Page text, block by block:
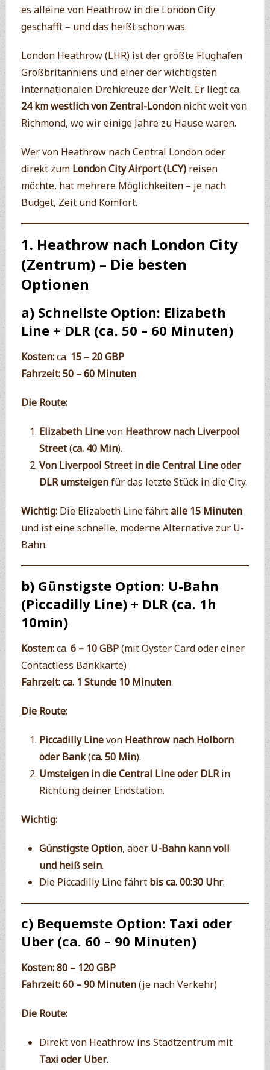
es alleine von Heathrow in die London City
geschafft – und das heißt schon was.
London Heathrow (LHR) ist der größte Flughafen
Großbritanniens und einer der wichtigsten
internationalen Drehkreuze der Welt. Er liegt ca.
24 km westlich von Zentral-Londonnicht weit von
Richmond, wo wir einige Jahre zu Hause waren.
Wer von Heathrow nach Central London oder
direkt zum London City Airport (LCY)reisen
möchte, hat mehrere Möglichkeiten – je nach
Budget, Zeit und Komfort.
1. Heathrow nach London City
(Zentrum) – Die besten
Optionen
a) Schnellste Option: Elizabeth
Line + DLR (ca. 50 – 60 Minuten)
Kosten:ca. 15 – 20 GBP
Fahrzeit:50 – 60 Minuten
Die Route:
Elizabeth Linevon Heathrow nach Liverpool
Street(ca. 40 Min).
Von Liverpool Street in die Central Line oder
DLR umsteigenfür das letzte Stück in die City.
Wichtig:Die Elizabeth Line fährtalle 15 Minuten
und ist eine schnelle, moderne Alternative zur U-
Bahn.
b) Günstigste Option: U-Bahn
(Piccadilly Line) + DLR (ca. 1h
10min)
Kosten:ca. 6 – 10 GBP(mit Oyster Card oder einer
Contactless Bankkarte)
Fahrzeit:ca. 1 Stunde 10 Minuten
Die Route:
Piccadilly Linevon Heathrow nach Holborn
oder Bank(ca. 50 Min).
Umsteigen in die Central Line oder DLRin
Richtung deiner Endstation.
Wichtig:
Günstigste Option, aber U-Bahn kann voll
und heiß sein.
Die Piccadilly Line fährt bis ca. 00:30 Uhr.
c) Bequemste Option: Taxi oder
Uber (ca. 60 – 90 Minuten)
Kosten:80 – 120 GBP
Fahrzeit:60 – 90 Minuten(je nach Verkehr)
Die Route:
Direkt von Heathrow ins Stadtzentrum mit
Taxi oder Uber.